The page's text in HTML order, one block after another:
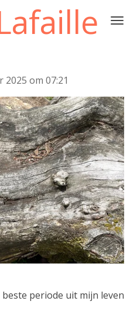
om 07:21
periode uit mijn leven